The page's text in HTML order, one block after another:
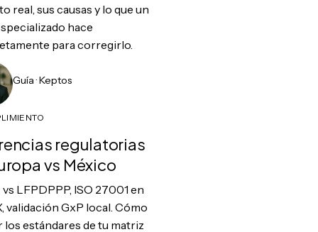
real, sus causas y lo que un
hace
para corregirlo.
Guía · Keptos
regulatorias
vs México
LFPDPPP, ISO 27001 en
validación GxP local. Cómo
los estándares de tu matriz